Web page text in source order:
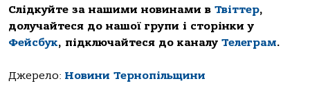
Слідкуйте за нашими новинами в Твіттер,
долучайтеся до нашої групи і сторінки у
Фейсбук, підключайтеся до каналу Телеграм.
Джерело: Новини Тернопільщини